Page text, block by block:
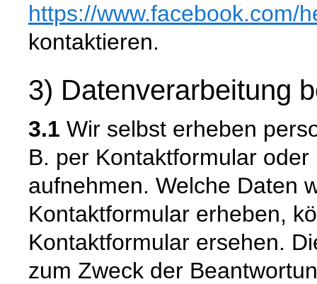
https://www.facebook.com/
kontaktieren.
3) Datenverarbeitung
3.1 Wir selbst erheben
B. per Kontaktformular
aufnehmen. Welche Daten
Kontaktformular erheben,
Kontaktformular ersehen.
zum Zweck der